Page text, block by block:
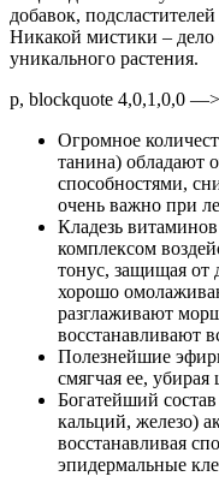
добавок,
Никакой мистики – дело
уникального растения.
p, blockquote 4,0,1,0,0 —>
Огромное
танина) обладают
способностями,
очень важно при
Кладезь
комплексом
тонус, защищая от
хорошо
разглаживают
восстанавливают
Полезнейшие
смягчая ее,
Богатейший
кальций, железо)
восстанавливая
эпидермальные